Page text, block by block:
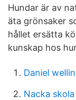
Hundar är av
äta grönsaker
hållet ersätta
kunskap hos
Daniel
Nacka skola